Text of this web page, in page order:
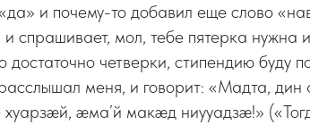
и почему-то добавил еще слово
спрашивает, мол, тебе пятерка нужна
достаточно четверки, стипендию буду
меня, и говорит: «Мадта,
æма’й макæд ниууадзæ!»